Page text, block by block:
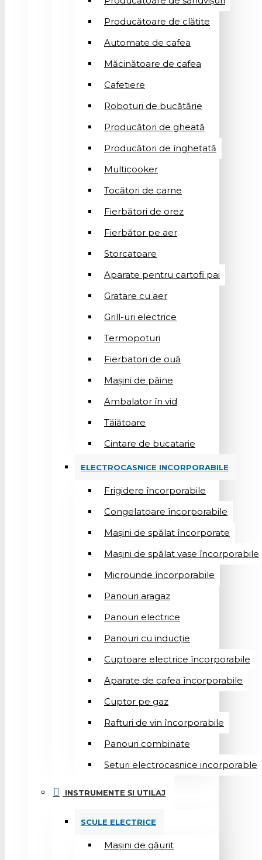
Producătoare de clătite
Automate de cafea
Măcinătoare de cafea
Cafetiere
Roboturi de bucătărie
Producători de gheață
Producători de înghețată
Multicooker
Tocători de carne
Fierbători de orez
Fierbător pe aer
Storcatoare
Aparate pentru cartofi pai
Gratare cu aer
Grill-uri electrice
Termopoturi
Fierbatori de ouă
Mașini de pâine
Ambalator în vid
Tăiătoare
Cintare de bucatarie
ELECTROCASNICE INCORPORABILE
Frigidere încorporabile
Congelatoare încorporabile
Mașini de spălat încorporate
Mașini de spălat vase încorporabile
Microunde încorporabile
Panouri aragaz
Panouri electrice
Panouri cu inducție
Cuptoare electrice încorporabile
Aparate de cafea încorporabile
Cuptor pe gaz
Rafturi de vin încorporabile
Panouri combinate
Seturi electrocasnice incorporable
INSTRUMENTE ȘI UTILAJ
SCULE ELECTRICE
Mașini de găurit